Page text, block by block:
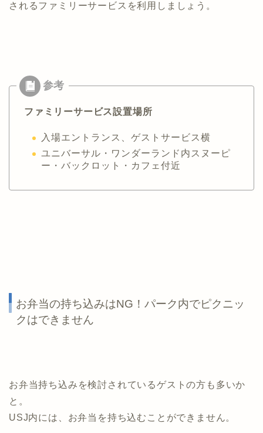
されるファミリーサービスを利用しましょう。
ファミリーサービス設置場所
入場エントランス、ゲストサービス横
ユニバーサル・ワンダーランド内スヌーピ
ー・バックロット・カフェ付近
お弁当の持ち込みはNG！パーク内でピクニッ
クはできません
お弁当持ち込みを検討されているゲストの方も多いか
と。
USJ内には、お弁当を持ち込むことができません。